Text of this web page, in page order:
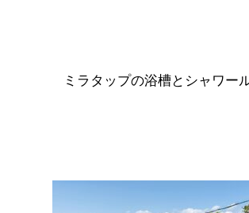
ミラタップの浴槽とシャワー